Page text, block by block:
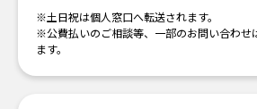
※土日祝は個人窓口へ転送されます。
※公費払いのご相談等、一部のお問い合わせ
ます。